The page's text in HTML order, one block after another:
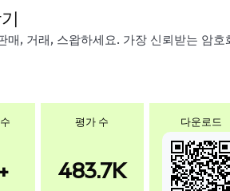
, 거래, 스왑하세요. 가장 신뢰받는 암호
평가 수
483.7K
다운로드